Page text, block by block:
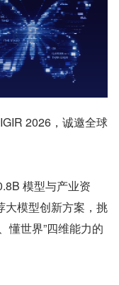
2026，诚邀全球
模型与产业资
大模型创新方案，挑
懂世界”四维能力的